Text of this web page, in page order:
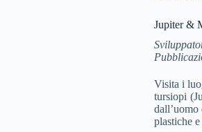
Jupiter &
Visita i
tursiopi
plastiche